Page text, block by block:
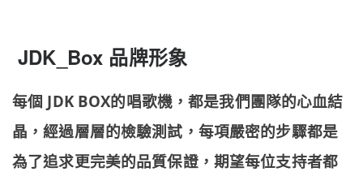
JDK_Box 品牌形象
每個 JDK BOX的唱歌機，都是我們團隊的心血結
晶，經過層層的檢驗測試，每項嚴密的步驟都是
為了追求更完美的品質保證，期望每位支持者都